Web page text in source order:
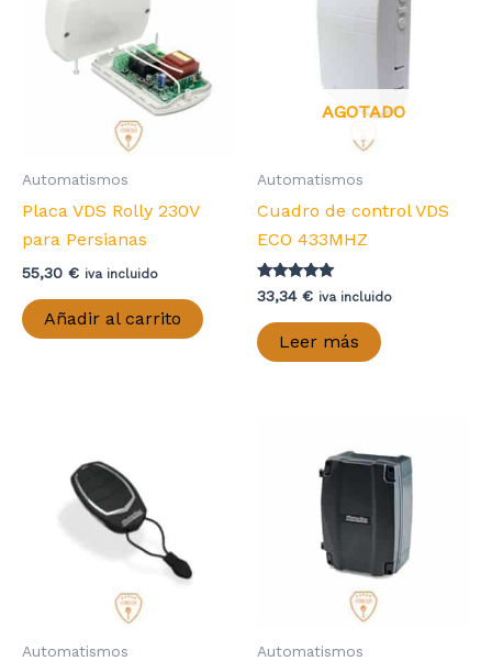
Automatismos
Placa VDS Rolly 230V
para Persianas
55,30 € iva incluido
Añadir al carrito
AGOTADO
Automatismos
Cuadro de control VDS
ECO 433MHZ
Valorado con
5.00
de 5
33,34 € iva incluido
Leer más
Automatismos Automatismos